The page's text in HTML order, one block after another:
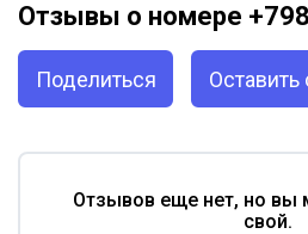
Отзывы о номере
Поделиться Оставить
Отзывов еще нет, но вы
свой.